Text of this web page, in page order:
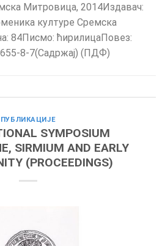
Митровица, 2014Издавач:
културе Сремска
84Писмо: ћирилицаПовез:
8-7(Садржај) (ПДФ)
ПУБЛИКАЦИЈЕ
SYMPOSIUM
SIRMIUM AND EARLY
(PROCEEDINGS)